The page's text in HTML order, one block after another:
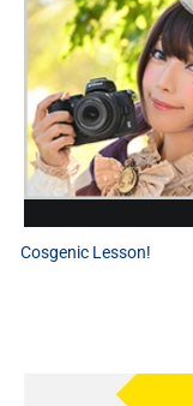
Cosgenic Lesson!